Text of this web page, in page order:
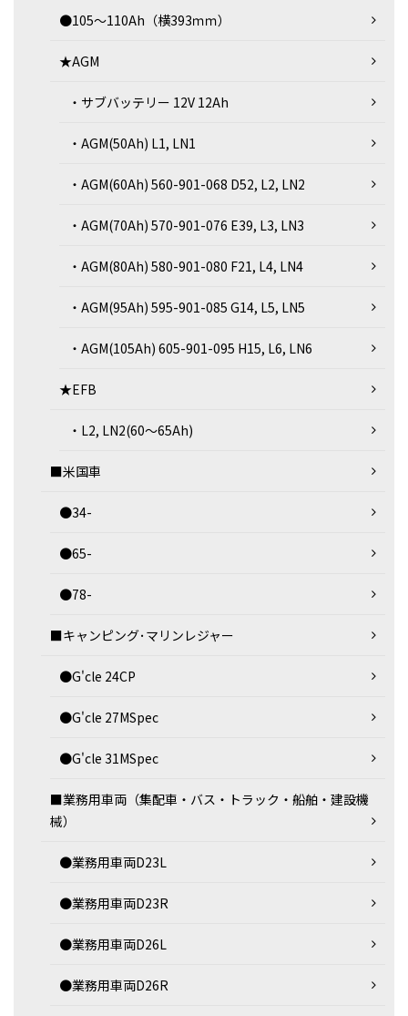
●105～110Ah（横393ｍｍ）
★AGM
・サブバッテリー 12V 12Ah
・AGM(50Ah) L1, LN1
・AGM(60Ah) 560-901-068 D52, L2, LN2
・AGM(70Ah) 570-901-076 E39, L3, LN3
・AGM(80Ah) 580-901-080 F21, L4, LN4
・AGM(95Ah) 595-901-085 G14, L5, LN5
・AGM(105Ah) 605-901-095 H15, L6, LN6
★EFB
・L2, LN2(60～65Ah)
■米国車
●34-
●65-
●78-
■キャンピング･マリンレジャー
●G'cle 24CP
●G'cle 27MSpec
●G'cle 31MSpec
■業務用車両（集配車・バス・トラック・船舶・建設機
械）
●業務用車両D23L
●業務用車両D23R
●業務用車両D26L
●業務用車両D26R